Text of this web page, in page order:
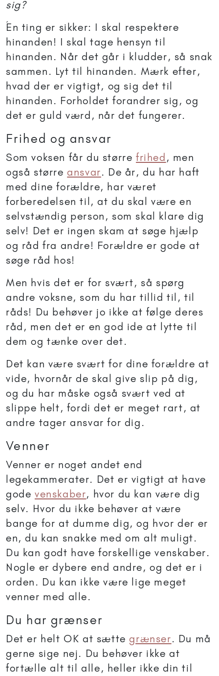
sig?
Én ting er sikker: I skal respektere
hinanden! I skal tage hensyn til
hinanden. Når det går i kludder, så snak
sammen. Lyt til hinanden. Mærk efter,
hvad der er vigtigt, og sig det til
hinanden. Forholdet forandrer sig, og
det er guld værd, når det fungerer.
Frihed og ansvar
Som voksen får du størrefrihed , men
også størreansvar. De år, du har haft
med dine forældre, har været
forberedelsen til, at du skal være en
selvstændig person, som skal klare dig
selv! Det er ingen skam at søge hjælp
og råd fra andre! Forældre er gode at
søge råd hos!
Men hvis det er for svært, så spørg
andre voksne, som du har tillid til, til
råds! Du behøver jo ikke at følge deres
råd, men det er en god ide at lytte til
dem og tænke over det.
Det kan være svært for dine forældre at
vide, hvornår de skal give slip på dig,
og du har måske også svært ved at
slippe helt, fordi det er meget rart, at
andre tager ansvar for dig.
Venner
Venner er noget andet end
legekammerater. Det er vigtigt at have
gode venskaber, hvor du kan være dig
selv. Hvor du ikke behøver at være
bange for at dumme dig, og hvor der er
en, du kan snakke med om alt muligt.
Du kan godt have forskellige venskaber.
Nogle er dybere end andre, og det er i
orden. Du kan ikke være lige meget
venner med alle.
Du har grænser
Det er helt OK at sættegrænser. Du må
gerne sige nej. Du behøver ikke at
fortælle alt til alle, heller ikke din til